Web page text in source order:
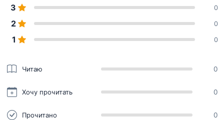
3 0
2 0
1 0
Читаю 0
Хочу прочитать 0
Прочитано 0